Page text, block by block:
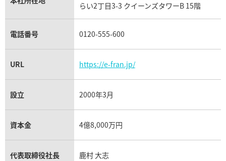
チューダー（チュードル）買取らい2丁目3-3 クイーンズタワーB 15階
電話番号 0120-555-600
URL https://e-fran.jp/
設立 2000年3月
資本金 4億8,000万円
代表取締役社長 鹿村 大志